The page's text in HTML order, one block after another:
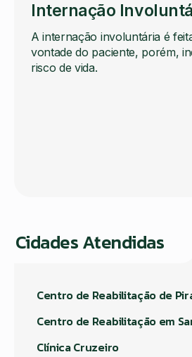
Internação
A internação involuntária é
vontade do paciente, porém,
risco de vida.
Cidades Atendidas
Centro de Reabilitação de
Centro de Reabilitação em
Clínica Cruzeiro